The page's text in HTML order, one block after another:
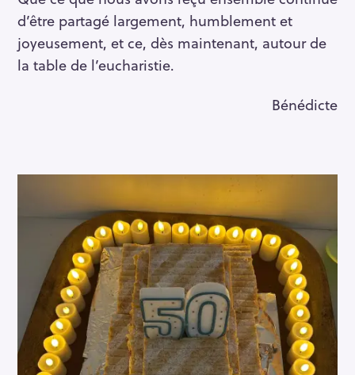
d’être partagé largement, humblement et
joyeusement, et ce, dès maintenant, autour de
la table de l’eucharistie.
Bénédicte